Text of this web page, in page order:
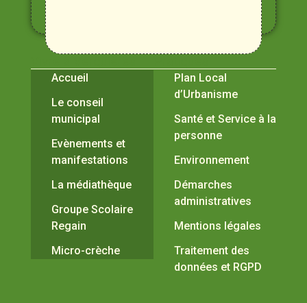
et
Durance
Accueil
Le conseil
municipal
Evènements et
manifestations
La médiathèque
Groupe Scolaire
Regain
Micro-crèche
Plan Local
d’Urbanisme
Santé et Service à la
personne
Environnement
Démarches
administratives
Mentions légales
Traitement des
données et RGPD